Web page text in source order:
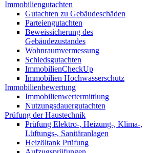
Immobiliengutachten
Gutachten zu Gebäudeschäden
Parteiengutachten
Beweissicherung des
Gebäudezustandes
Wohnraumvermessung
Schiedsgutachten
ImmobilienCheckUp
Immobilien Hochwasserschutz
Immobilienbewertung
Immobilienwertermittlung
Nutzungsdauergutachten
Prüfung der Haustechnik
Prüfung Elektro-, Heizung-, Klima-,
Lüftungs-, Sanitäranlagen
Heizöltank Prüfung